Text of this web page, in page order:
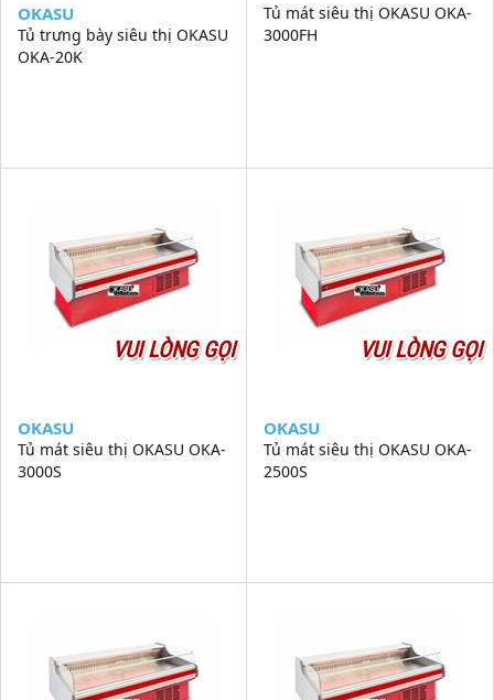
OKASU
Tủ trưng bày siêu thị OKASU
OKA-20K
Tủ mát siêu thị OKASU OKA-
3000FH
VUI LÒNG GỌI
OKASU
Tủ mát siêu thị OKASU OKA-
3000S
VUI LÒNG GỌI
OKASU
Tủ mát siêu thị OKASU OKA-
2500S